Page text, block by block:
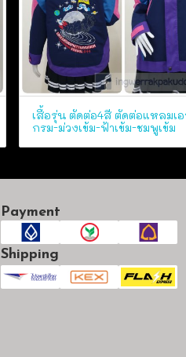
เสื้อรุ่น ตัดต่อ4สี ตัดต่อแหลมเอ
กรม-ม่วงเข้ม-ฟ้าเข้ม-ชมพูเข้ม
Payment
Shipping